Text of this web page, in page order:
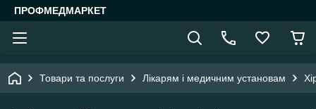
ПРОФМЕДМАРКЕТ
Товари та послуги Лікарям і медичним установам